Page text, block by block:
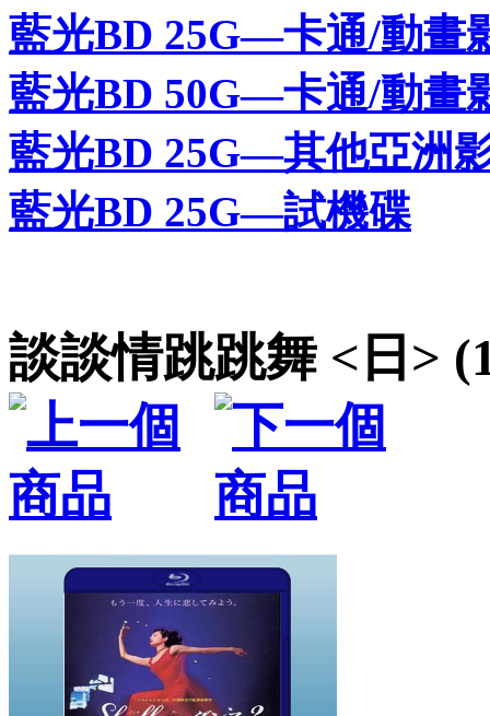
藍光BD 25G—卡通/動畫
藍光BD 50G—卡通/動畫
藍光BD 25G—其他亞洲
藍光BD 25G—試機碟
談談情跳跳舞 <日>